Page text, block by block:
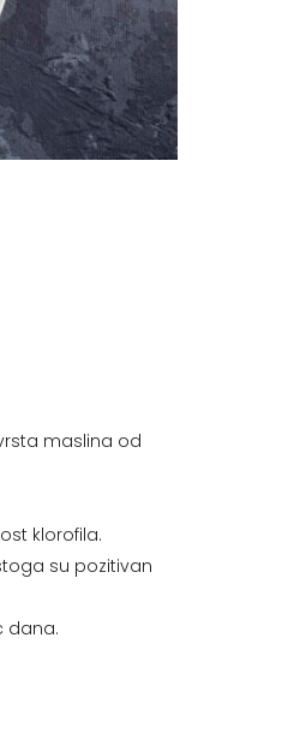
maslina od
klorofila.
su pozitivan
dana.